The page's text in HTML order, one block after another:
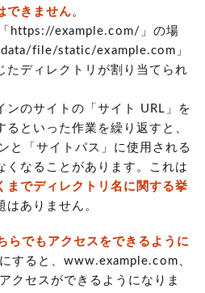
できません。
https://example.com/」の場
file/static/example.com」
たディレクトリが割り当てられ
ンのサイトの「サイト URL」を
といった作業を繰り返すと、
と「サイトパス」に使用される
くなることがあります。これは
までディレクトリ名に関する挙
ありません。
らでもアクセスをできるように
すると、www.example.com、
クセスができるようになりま